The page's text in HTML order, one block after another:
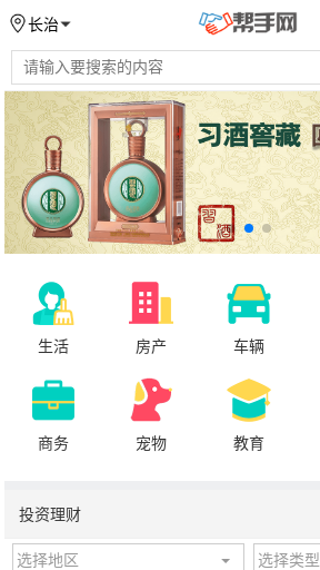
长治
生活 房产 车辆
商务 宠物 教育
投资理财
选择地区 选择类型